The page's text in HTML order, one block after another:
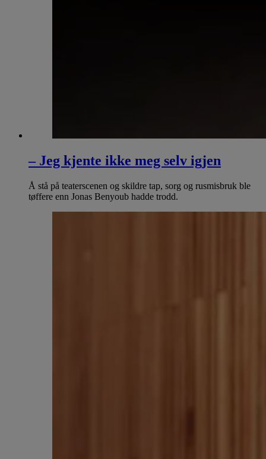
– Jeg kjente ikke meg selv igjen
Å stå på teaterscenen og skildre tap, sorg og rusmisbruk ble
tøffere enn Jonas Benyoub hadde trodd.